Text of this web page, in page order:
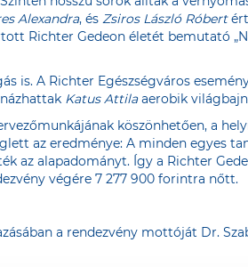
Alexandra, és Zsiros László Róbert
Richter Gedeon életét bemutató
is. A Richter Egészségváros
Katus Attilaaerobik
köszönhetően, a
az eredménye: A minden egyes
az alapadományt. Így a Richter
végére 7 277 900 forintra nőtt.
a rendezvény mottóját Dr.